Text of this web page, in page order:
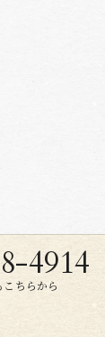
4914
ちらから